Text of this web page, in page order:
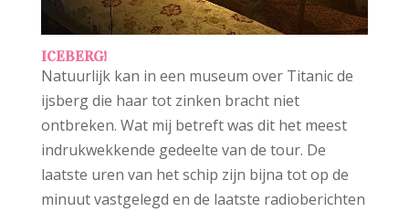
ICEBERG!
Natuurlijk kan in een museum over Titanic de
ijsberg die haar tot zinken bracht niet
ontbreken. Wat mij betreft was dit het meest
indrukwekkende gedeelte van de tour. De
laatste uren van het schip zijn bijna tot op de
minuut vastgelegd en de laatste radioberichten